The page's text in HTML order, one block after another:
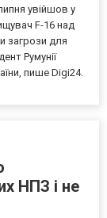
увійшов у
F-16 над
загрози для
Румунії
пише Digi24.
НПЗ і не